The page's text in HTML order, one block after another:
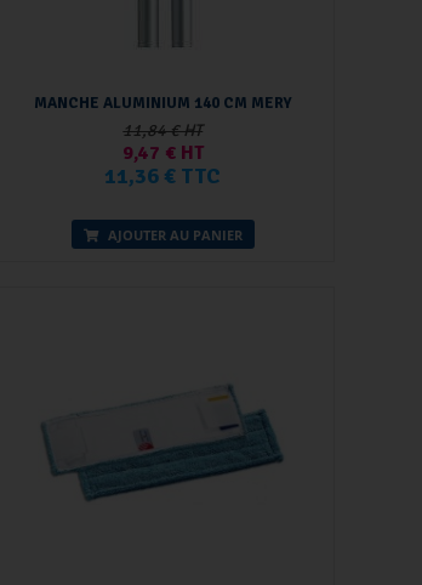
MANCHE ALUMINIUM 140 CM MERY
11,84 € HT
9,47 € HT
11,36 € TTC
AJOUTER AU PANIER